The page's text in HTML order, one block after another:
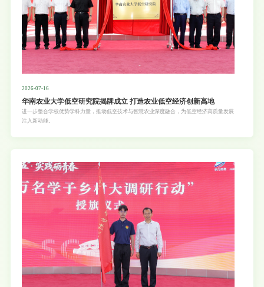
2026-07-16
华南农业大学低空研究院揭牌成立 打造农业低空经济创新高地
进一步整合学校优势学科力量，推动低空技术与智慧农业深度融合，为低空经济高质量发展
注入新动能。